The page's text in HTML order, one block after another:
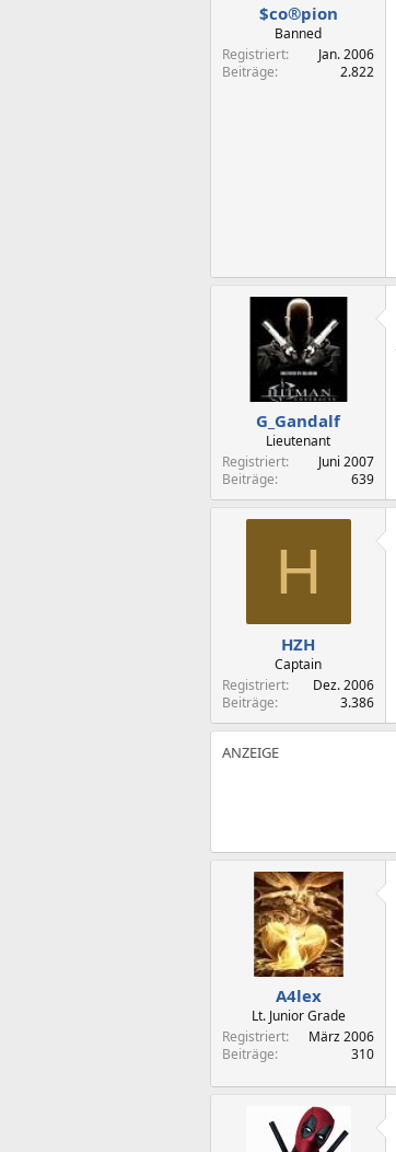
$co®pion
Banned
Registriert
Jan. 2006
Beiträge
2.822
G_Gandalf
Lieutenant
Registriert
Juni 2007
Beiträge
639
H
HZH
Captain
Registriert
Dez. 2006
Beiträge
3.386
A4lex
Lt. Junior Grade
Registriert
März 2006
Beiträge
310